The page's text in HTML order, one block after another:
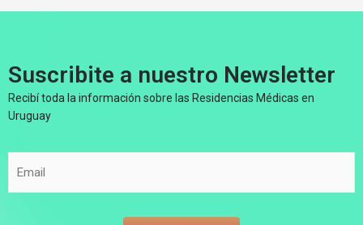
Suscribite a nuestro Newsletter
Recibí toda la información sobre las Residencias Médicas en
Uruguay
E
m
a